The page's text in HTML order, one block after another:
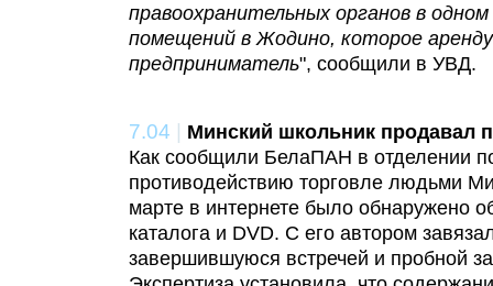
правоохранительных органов в
помещений в Жодино, которое
предприниматель", сообщили в УВД.
7.04 | Минский школьник продавал
Как сообщили БелаПАН в отделении
противодействию торговле людьми
марте в интернете было обнаружено
каталога и DVD. С его автором
завершившуюся встречей и пробной